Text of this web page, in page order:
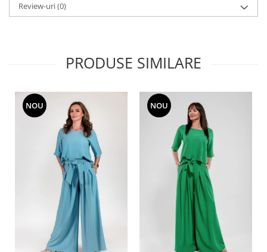
Review-uri(0)
PRODUSE SIMILARE
NOU NOU